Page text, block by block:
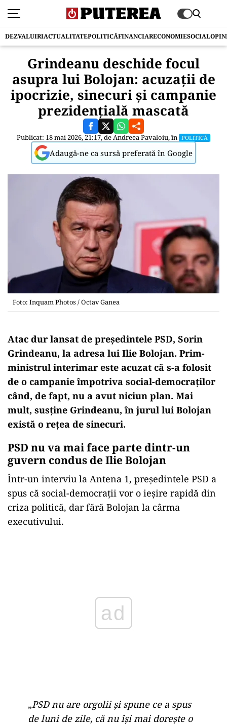
DEZVALUIRIACTUALITATEPOLITICĂFINANCIARECONOMIESOCIAL
Grindeanu deschide focul
asupra lui Bolojan: acuzații de
ipocrizie, sinecuri și campanie
prezidențială mascată
Publicat: 18 mai 2026, 21:17, deAndreea Pavaloiu, în POLITICĂ
Adaugă-ne ca sursă preferată în Google
Foto: Inquam Photos / Octav Ganea
Atac dur lansat de președintele PSD, Sorin
Grindeanu, la adresa lui Ilie Bolojan. Prim-
ministrul interimar este acuzat că s-a folosit
de o campanie împotriva social-democraților
când, de fapt, nu a avut niciun plan. Mai
mult, susține Grindeanu, în jurul lui Bolojan
există o rețea de sinecuri.
PSD nu va mai face parte dintr-un
guvern condus de Ilie Bolojan
Într-un interviu la Antena 1, președintele PSD a
spus că social-democrații vor o ieșire rapidă din
criza politică, dar fără Bolojan la cârma
executivului.
„PSD nu are orgolii și spune ce a spus
de luni de zile, că nu își mai dorește o